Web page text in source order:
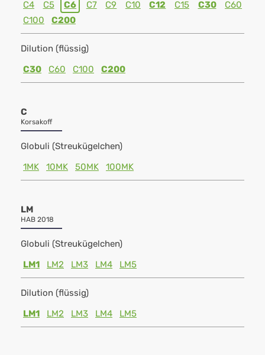
C4 C5 C6 C7 C9 C10 C12 C15 C30
C60
C100
C200
Dilution (flüssig)
C30
C60 C100 C200
C
Korsakoff
Globuli (Streukügelchen)
1MK
10MK 50MK 100MK
LM
HAB 2018
Globuli (Streukügelchen)
LM1
LM2 LM3 LM4 LM5
Dilution (flüssig)
LM1
LM2 LM3 LM4 LM5